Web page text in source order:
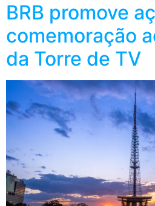
BRB promove
comemoração
da Torre de TV